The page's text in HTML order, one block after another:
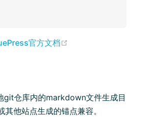
官方文档
new window)
git仓库内的markdown文件生成目
他站点生成的锚点兼容。